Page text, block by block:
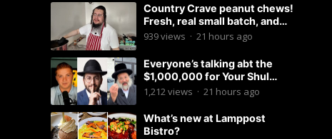
Country Crave peanut chews!
Fresh, real small batch, and
soft! – Status Island
939views · 21 hours ago
Everyone’s talking abt the
$1,000,000 for Your Shul
Tosfos Yom Tov “No Talking by
1,212 views · 21 hours ago
What’s new at Lamppost
Bistro?